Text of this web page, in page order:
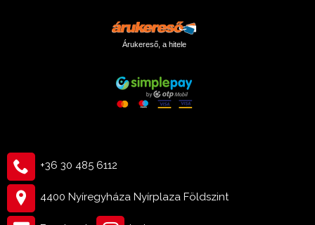
Árukereső, a hitele
+36 30 485 6112
4400 Nyíregyháza Nyírplaza Földszint